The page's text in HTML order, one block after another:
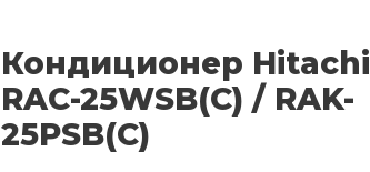
Кондиционер Hitachi
RAC-25WSB(C) / RAK-
25PSB(C)